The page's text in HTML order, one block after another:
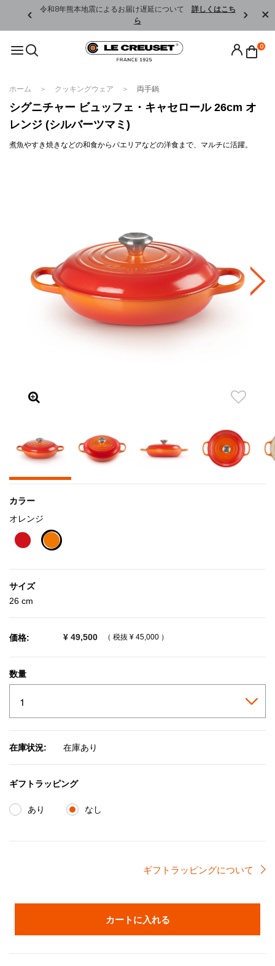
令和8年熊本地震によるお届け遅延について 詳しくはこち
ら
0
ホーム クッキングウェア 両手鍋
シグニチャー ビュッフェ・キャセロール 26cm オ
レンジ (シルバーツマミ)
煮魚やすき焼きなどの和食からパエリアなどの洋食まで、マルチに活躍。
カラー
オレンジ
サイズ
26 cm
価格: ¥ 49,500 （ 税抜 ¥ 45,000 ）
数量
在庫状況: 在庫あり
ギフトラッピング
あり なし
ギフトラッピングについて
カートに入れる